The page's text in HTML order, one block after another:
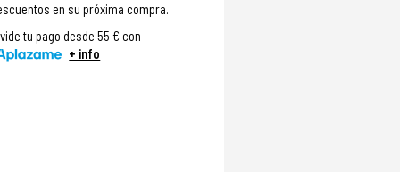
en su próxima compra.
tu pago desde 55 € con
+ info